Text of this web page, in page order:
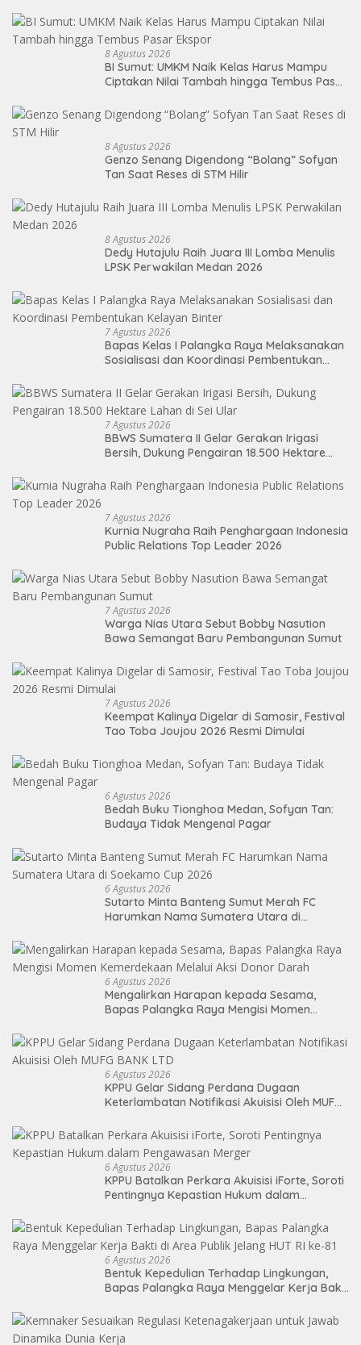
8 Agustus 2026
BI Sumut: UMKM Naik Kelas Harus Mampu
Ciptakan Nilai Tambah hingga Tembus Pasar
8 Agustus 2026
Genzo Senang Digendong “Bolang” Sofyan
Tan Saat Reses di STM Hilir
8 Agustus 2026
Dedy Hutajulu Raih Juara III Lomba Menulis
LPSK Perwakilan Medan 2026
7 Agustus 2026
Bapas Kelas I Palangka Raya Melaksanakan
Sosialisasi dan Koordinasi Pembentukan
7 Agustus 2026
BBWS Sumatera II Gelar Gerakan Irigasi
Bersih, Dukung Pengairan 18.500 Hektare
7 Agustus 2026
Kurnia Nugraha Raih Penghargaan Indonesia
Public Relations Top Leader 2026
7 Agustus 2026
Warga Nias Utara Sebut Bobby Nasution
Bawa Semangat Baru Pembangunan Sumut
7 Agustus 2026
Keempat Kalinya Digelar di Samosir, Festival
Tao Toba Joujou 2026 Resmi Dimulai
6 Agustus 2026
Bedah Buku Tionghoa Medan, Sofyan Tan:
Budaya Tidak Mengenal Pagar
6 Agustus 2026
Sutarto Minta Banteng Sumut Merah FC
Harumkan Nama Sumatera Utara di
6 Agustus 2026
Mengalirkan Harapan kepada Sesama,
Bapas Palangka Raya Mengisi Momen
6 Agustus 2026
KPPU Gelar Sidang Perdana Dugaan
Keterlambatan Notifikasi Akuisisi Oleh MUFG
6 Agustus 2026
KPPU Batalkan Perkara Akuisisi iForte, Soroti
Pentingnya Kepastian Hukum dalam
6 Agustus 2026
Bentuk Kepedulian Terhadap Lingkungan,
Bapas Palangka Raya Menggelar Kerja Bakti